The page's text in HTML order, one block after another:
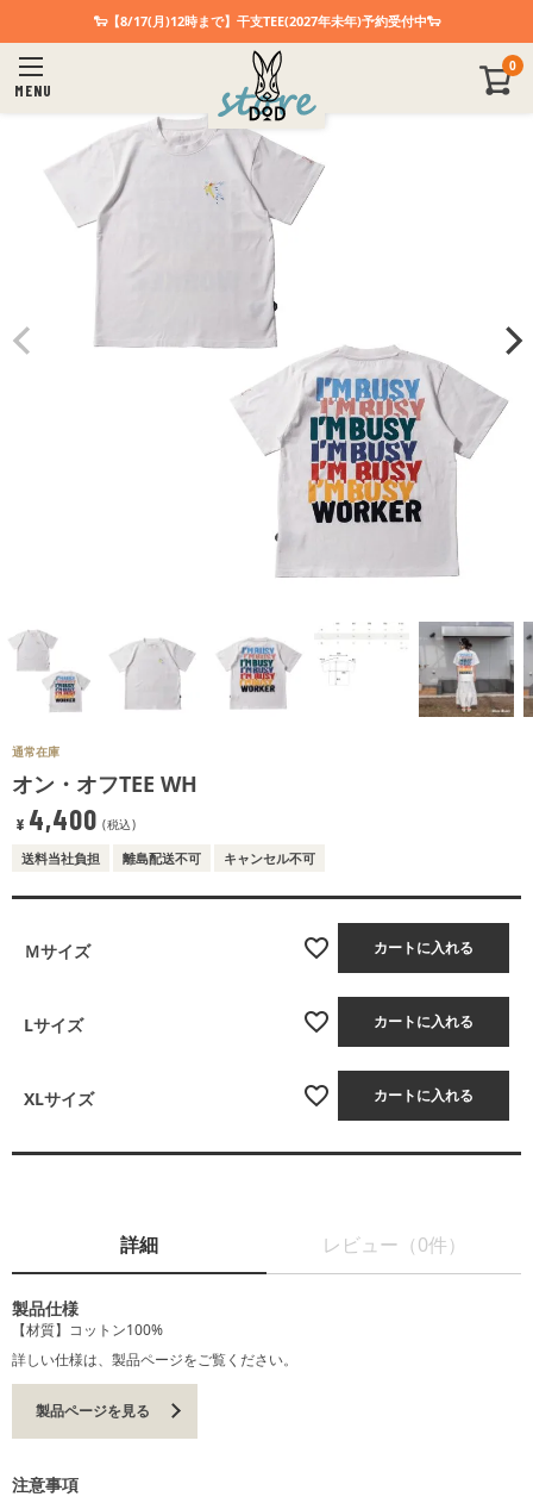
🐑【8/17(月)12時まで】干支TEE(2027年未年)予約受付中🐑
MENU
0
通常在庫
オン・オフTEE WH
¥ 4,400 税込
送料当社負担 離島配送不可 キャンセル不可
Ｍサイズ カートに入れる
Lサイズ カートに入れる
XLサイズ カートに入れる
詳細 レビュー（0件）
製品仕様
【材質】コットン100%
詳しい仕様は、製品ページをご覧ください。
製品ページを見る
注意事項